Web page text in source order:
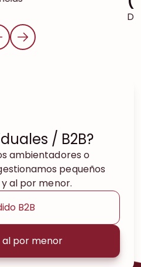
/ B2B?
ambientadores o
pequeños
al por menor.
B2B
por menor